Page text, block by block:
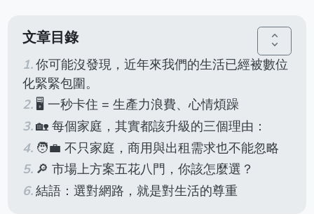
文章目錄 unfold_more
你可能沒發現，近年來我們的生活已經被數位
化緊緊包圍。
🖥️ 一秒卡住 = 生產力浪費、心情煩躁
🏡 每個家庭，其實都該升級的三個理由：
🧑‍💼 不只家庭，商用與出租需求也不能忽略
🔎 市場上方案五花八門，你該怎麼選？
結語：選對網路，就是對生活的尊重